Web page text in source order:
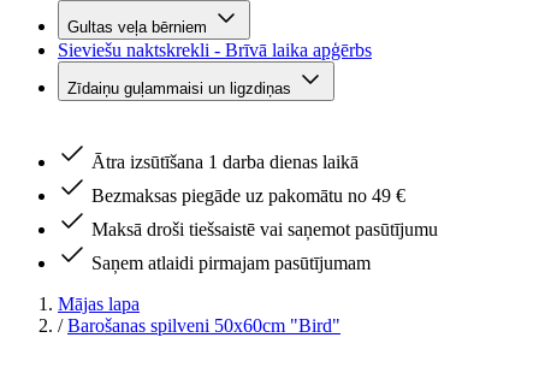
Gultas veļa bērniem
Sieviešu naktskrekli - Brīvā laika apģērbs
Zīdaiņu guļammaisi un ligzdiņas
Ātra izsūtīšana 1 darba dienas laikā
Bezmaksas piegāde uz pakomātu no 49 €
Maksā droši tiešsaistē vai saņemot pasūtījumu
Saņem atlaidi pirmajam pasūtījumam
Mājas lapa
/ Barošanas spilveni 50x60cm "Bird"